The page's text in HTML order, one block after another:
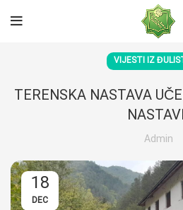
VIJESTI IZ
TERENSKA NASTAVA
Admin
18
DEC